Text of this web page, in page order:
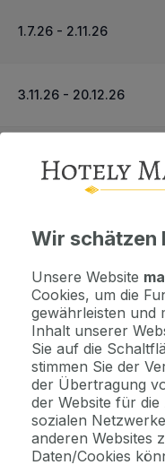
1.7.26 - 2.11.26
3.11.26 - 20.12.26
Wichtige
Kontaktdaten.
Als Geschenk
Machen Sie Freude
Jetzt bezahlen Sie
Die Zahlungsmodalitäten
per E-Mail.
Wir schätzen
Unsere Website
Cookies, um die
gewährleisten und
Inhalt unserer
Sie auf die
stimmen Sie der
der Übertragung
der Website für
sozialen
anderen Websites
Daten/Cookies